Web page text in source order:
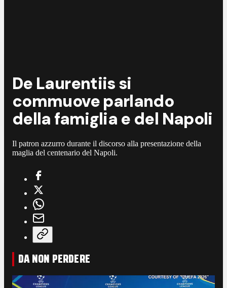
De Laurentiis si
commuove parlando
della famiglia e del Napoli
Il patron azzurro durante il discorso alla presentazione della
maglia del centenario del Napoli.
DA NON PERDERE